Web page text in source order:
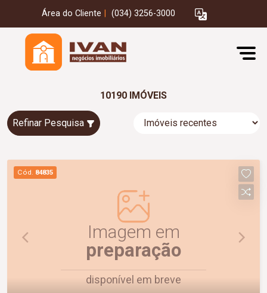
Área do Cliente (034) 3256-3000
10190 IMÓVEIS
Refinar Pesquisa
Cód. 84835
Imagem em
preparação
disponível em breve